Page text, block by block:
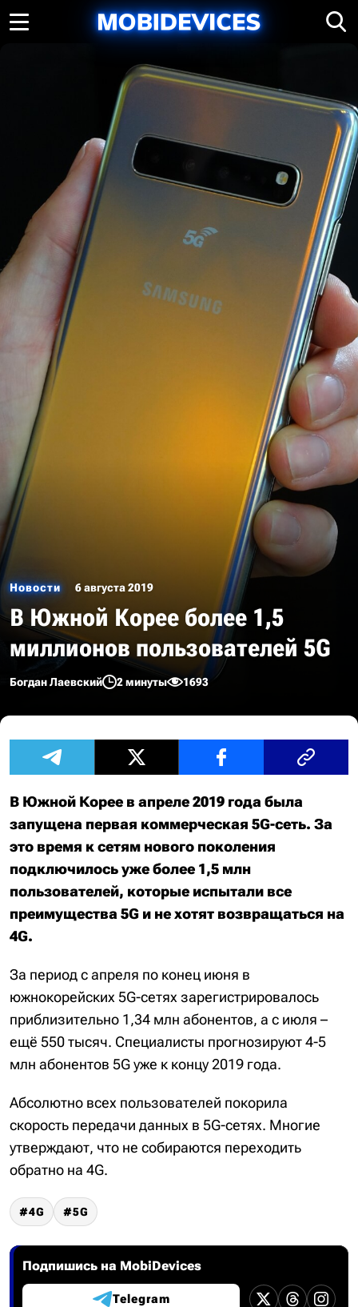
Новости 6 августа 2019
В Южной Корее более 1,5
миллионов пользователей 5G
Богдан Лаевский 2 минуты 1693
В Южной Корее в апреле 2019 года была
запущена первая коммерческая 5G-сеть. За
это время к сетям нового поколения
подключилось уже более 1,5 млн
пользователей, которые испытали все
преимущества 5G и не хотят возвращаться на
4G.
За период с апреля по конец июня в
южнокорейских 5G-сетях зарегистрировалось
приблизительно 1,34 млн абонентов, а с июля –
ещё 550 тысяч. Специалисты прогнозируют 4-5
млн абонентов 5G уже к концу 2019 года.
Абсолютно всех пользователей покорила
скорость передачи данных в 5G-сетях. Многие
утверждают, что не собираются переходить
обратно на 4G.
4G 5G
Подпишись на MobiDevices
Telegram